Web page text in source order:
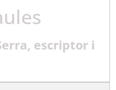
escriptor i